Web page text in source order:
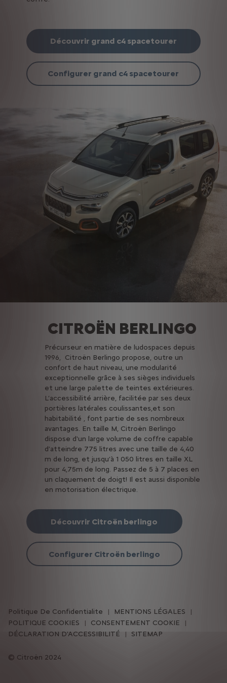
Découvrir grand c4 spacetourer
Configurer grand c4 spacetourer
CITROËN BERLINGO
Précurseur en matière de ludospaces depuis
1996, Citroën Berlingo propose, outre un
confort de haut niveau, une modularité
exceptionnelle grâce à ses sièges individuels
et une large palette de teintes extérieures.
L’accessibilité arrière, facilitée par ses deux
portières latérales coulissantes,et son
habitabilité , font partie de ses nombreux
avantages. En taille M, Citroën Berlingo
dispose d'un large volume de coffre capable
d’atteindre 775 litres avec une taille de 4,40
m de long, et jusqu’à 1 050 litres en taille XL
pour 4,75m de long. Passez de 5 à 7 places en
un claquement de doigt! Il est aussi disponible
en motorisation électrique.
Découvrir Citroën berlingo
Configurer Citroën berlingo
Citroën 2024
Politique De Confidentialite
MENTIONS LÉGALES
POLITIQUE COOKIES
CONSENTEMENT COOKIE
DÉCLARATION D'ACCESSIBILITÉ
SITEMAP